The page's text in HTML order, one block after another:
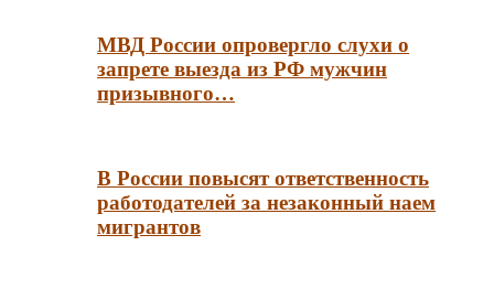
МВД России опровергло слухи о
запрете выезда из РФ мужчин
призывного…
В России повысят ответственность
работодателей за незаконный наем
мигрантов